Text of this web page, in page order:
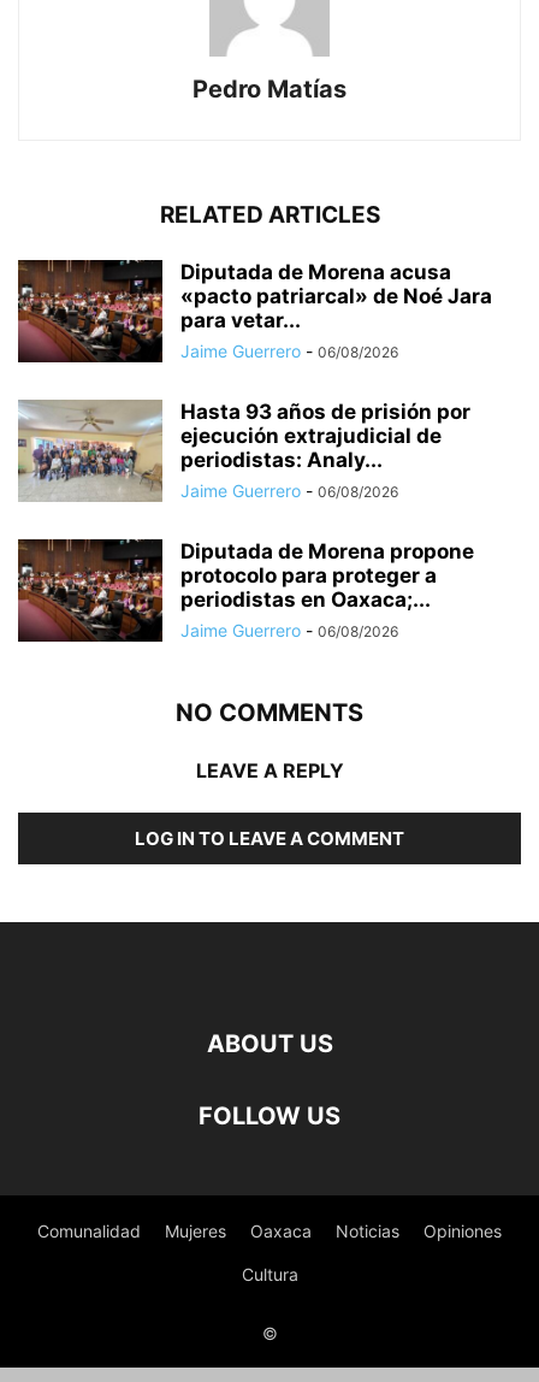
Pedro Matías
RELATED ARTICLES
Diputada de Morena acusa
«pacto patriarcal» de Noé Jara
para vetar...
Jaime Guerrero - 06/08/2026
Hasta 93 años de prisión por
ejecución extrajudicial de
periodistas: Analy...
Jaime Guerrero - 06/08/2026
Diputada de Morena propone
protocolo para proteger a
periodistas en Oaxaca;...
Jaime Guerrero - 06/08/2026
NO COMMENTS
LEAVE A REPLY
LOG IN TO LEAVE A COMMENT
ABOUT US
FOLLOW US
Comunalidad Mujeres Oaxaca Noticias Opiniones
Cultura
©